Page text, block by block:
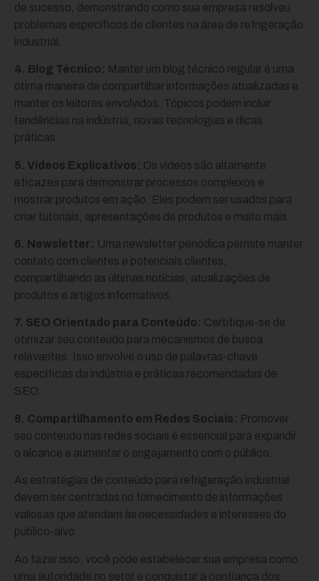
de sucesso, demonstrando como sua empresa resolveu
problemas específicos de clientes na área de refrigeração
industrial.
4. Blog Técnico: Manter um blog técnico regular é uma
ótima maneira de compartilhar informações atualizadas e
manter os leitores envolvidos. Tópicos podem incluir
tendências na indústria, novas tecnologias e dicas
práticas.
5. Vídeos Explicativos: Os vídeos são altamente
eficazes para demonstrar processos complexos e
mostrar produtos em ação. Eles podem ser usados para
criar tutoriais, apresentações de produtos e muito mais.
6. Newsletter: Uma newsletter periódica permite manter
contato com clientes e potenciais clientes,
compartilhando as últimas notícias, atualizações de
produtos e artigos informativos.
7. SEO Orientado para Conteúdo: Certifique-se de
otimizar seu conteúdo para mecanismos de busca
relevantes. Isso envolve o uso de palavras-chave
específicas da indústria e práticas recomendadas de
SEO.
8. Compartilhamento em Redes Sociais: Promover
seu conteúdo nas redes sociais é essencial para expandir
o alcance e aumentar o engajamento com o público.
As estratégias de conteúdo para refrigeração industrial
devem ser centradas no fornecimento de informações
valiosas que atendam às necessidades e interesses do
público-alvo.
Ao fazer isso, você pode estabelecer sua empresa como
uma autoridade no setor e conquistar a confiança dos